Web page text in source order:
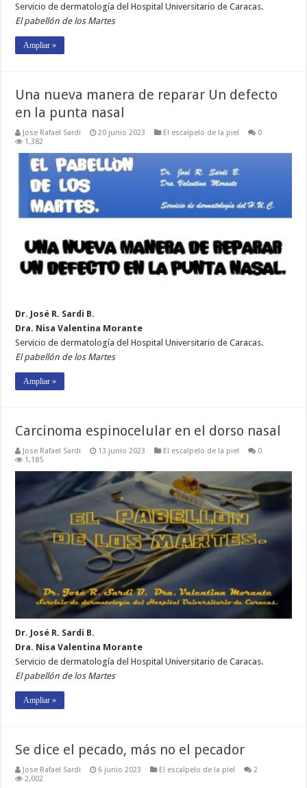
Servicio de dermatología del Hospital Universitario de Caracas.
El pabellón de los Martes
Ampliar »
Una nueva manera de reparar Un defecto
en la punta nasal
Jose Rafael Sardi 20 junio 2023 El escalpelo de la piel
0
1,382
Dr. José R. Sardi B.
Dra. Nisa Valentina Morante
Servicio de dermatología del Hospital Universitario de Caracas.
El pabellón de los Martes
Ampliar »
Carcinoma espinocelular en el dorso nasal
Jose Rafael Sardi 13 junio 2023 El escalpelo de la piel
0
1,185
Dr. José R. Sardi B.
Dra. Nisa Valentina Morante
Servicio de dermatología del Hospital Universitario de Caracas.
El pabellón de los Martes
Ampliar »
Se dice el pecado, más no el pecador
Jose Rafael Sardi 6 junio 2023 El escalpelo de la piel
2
2,002